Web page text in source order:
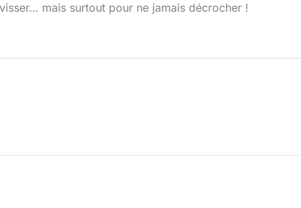
mais surtout pour ne jamais décrocher !